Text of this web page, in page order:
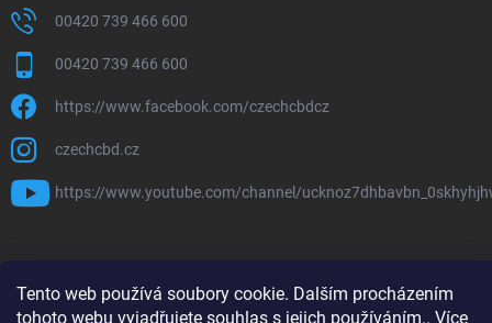
Tento web používá soubory cookie. Dalším procházením
tohoto webu vyjadřujete souhlas s jejich používáním.. Více
00420 739 466 600
00420 739 466 600
https://www.facebook.com/czechcbdcz
czechcbd.cz
https://www.youtube.com/channel/
Copyright 2026CzechCBD. Všechna práva vyhrazena.